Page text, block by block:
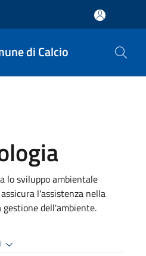
di Calcio
lo sviluppo ambientale
l'assistenza nella
dell'ambiente.